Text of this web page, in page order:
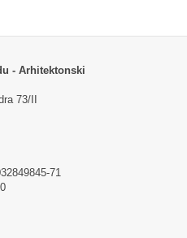
- Arhitektonski
73/II
71